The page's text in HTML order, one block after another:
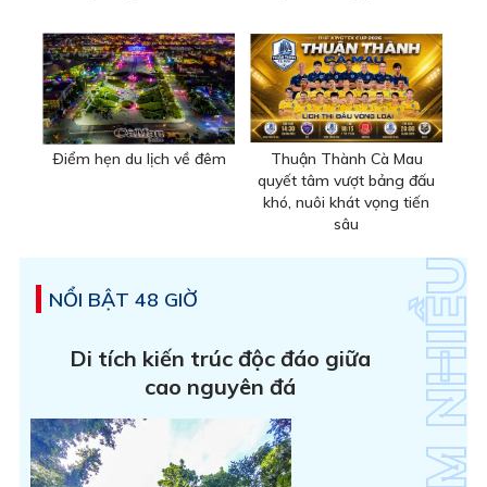
Ðiểm hẹn du lịch về đêm
Thuận Thành Cà Mau
quyết tâm vượt bảng đấu
khó, nuôi khát vọng tiến
sâu
NỔI BẬT 48 GIỜ
Di tích kiến trúc độc đáo giữa
cao nguyên đá